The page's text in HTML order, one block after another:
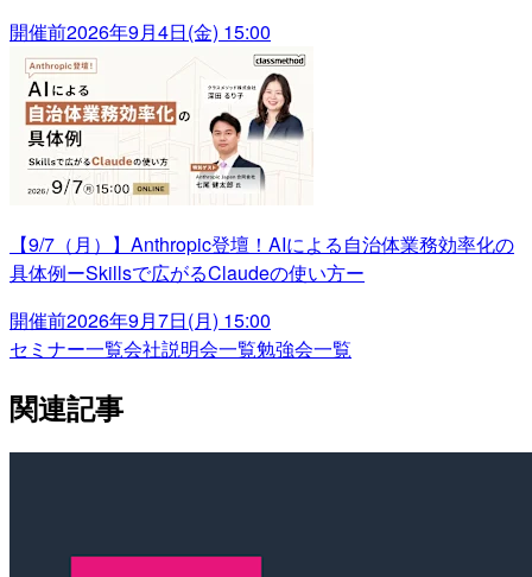
開催前2026年9月4日(金) 15:00
【9/7（月）】Anthropic登壇！AIによる自治体業務効率化の
具体例ーSkillsで広がるClaudeの使い方ー
開催前2026年9月7日(月) 15:00
セミナー一覧会社説明会一覧勉強会一覧
関連記事